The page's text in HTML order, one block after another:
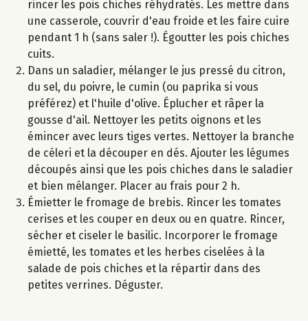
rincer les pois chiches réhydratés. Les mettre dans
une casserole, couvrir d'eau froide et les faire cuire
pendant 1 h (sans saler !). Égoutter les pois chiches
cuits.
Dans un saladier, mélanger le jus pressé du citron,
du sel, du poivre, le cumin (ou paprika si vous
préférez) et l'huile d'olive. Éplucher et râper la
gousse d'ail. Nettoyer les petits oignons et les
émincer avec leurs tiges vertes. Nettoyer la branche
de céleri et la découper en dés. Ajouter les légumes
découpés ainsi que les pois chiches dans le saladier
et bien mélanger. Placer au frais pour 2 h.
Émietter le fromage de brebis. Rincer les tomates
cerises et les couper en deux ou en quatre. Rincer,
sécher et ciseler le basilic. Incorporer le fromage
émietté, les tomates et les herbes ciselées à la
salade de pois chiches et la répartir dans des
petites verrines. Déguster.